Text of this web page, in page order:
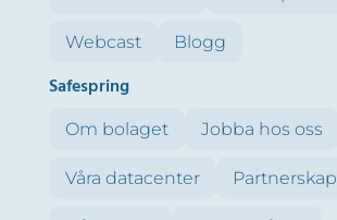
Webcast Blogg
Safespring
Om bolaget Jobba hos oss
Våra datacenter Partnerskap